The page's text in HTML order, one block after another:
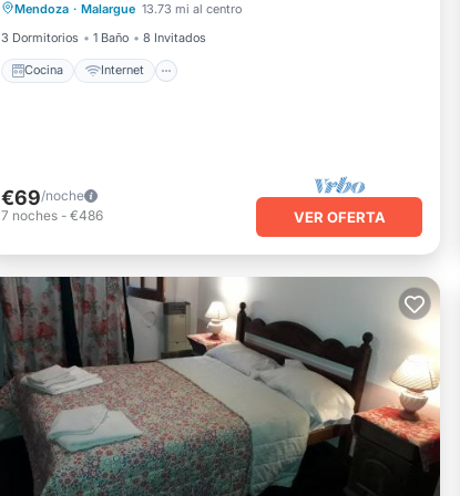
Mendoza · Malargue 13.73 mi al centro
3 Dormitorios
1 Baño 8 Invitados
Cocina Internet
Se admiten mascotas
€69/noche
7 noches - €486 VER OFERTA